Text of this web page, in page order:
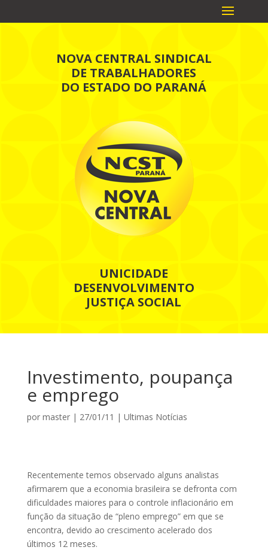
NOVA CENTRAL SINDICAL
DE TRABALHADORES
DO ESTADO DO PARANÁ
UNICIDADE
DESENVOLVIMENTO
JUSTIÇA SOCIAL
Investimento, poupança
e emprego
por master| 27/01/11 | Ultimas Notícias
Recentemente temos observado alguns analistas
afirmarem que a economia brasileira se defronta com
dificuldades maiores para o controle inflacionário em
função da situação de “pleno emprego” em que se
encontra, devido ao crescimento acelerado dos
últimos 12 meses.